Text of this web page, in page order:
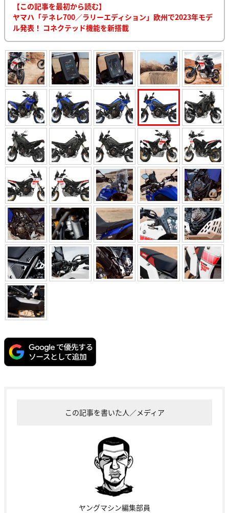
【この記事を最初から読む】
ヤマハ「テネレ700／ラリーエディション」欧州で2023年モデ
ル発表！ コネクテッド機能を新搭載
この記事を書いた人／メディア
ヤングマシン編集部員